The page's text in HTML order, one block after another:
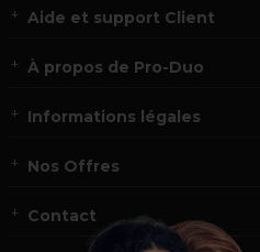
Aide et support Client
À propos de Pro-Duo
Informations légales
Nos Offres
Contact